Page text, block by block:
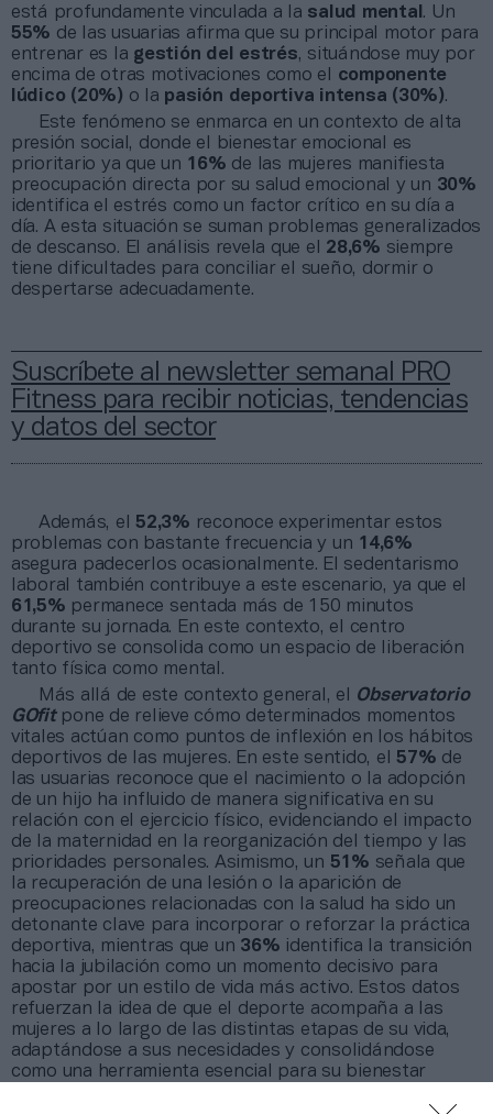
está profundamente vinculada a la salud mental . Un
55% de las usuarias afirma que su principal motor para
entrenar es la gestión del estrés, situándose muy por
encima de otras motivaciones como el componente
lúdico (20%) o la pasión deportiva intensa (30%).
Este fenómeno se enmarca en un contexto de alta
presión social, donde el bienestar emocional es
prioritario ya que un 16% de las mujeres manifiesta
preocupación directa por su salud emocional y un 30%
identifica el estrés como un factor crítico en su día a
día. A esta situación se suman problemas generalizados
de descanso. El análisis revela que el 28,6% siempre
tiene dificultades para conciliar el sueño, dormir o
despertarse adecuadamente.
Suscríbete al newsletter semanal PRO
Fitness para recibir noticias, tendencias
y datos del sector
Además, el 52,3% reconoce experimentar estos
problemas con bastante frecuencia y un 14,6%
asegura padecerlos ocasionalmente. El sedentarismo
laboral también contribuye a este escenario, ya que el
61,5% permanece sentada más de 150 minutos
durante su jornada. En este contexto, el centro
deportivo se consolida como un espacio de liberación
tanto física como mental.
Más allá de este contexto general, el
Observatorio
GOfitpone de relieve cómo determinados momentos
vitales actúan como puntos de inflexión en los hábitos
deportivos de las mujeres. En este sentido, el 57% de
las usuarias reconoce que el nacimiento o la adopción
de un hijo ha influido de manera significativa en su
relación con el ejercicio físico, evidenciando el impacto
de la maternidad en la reorganización del tiempo y las
prioridades personales. Asimismo, un 51% señala que
la recuperación de una lesión o la aparición de
preocupaciones relacionadas con la salud ha sido un
detonante clave para incorporar o reforzar la práctica
deportiva, mientras que un 36% identifica la transición
hacia la jubilación como un momento decisivo para
apostar por un estilo de vida más activo. Estos datos
refuerzan la idea de que el deporte acompaña a las
mujeres a lo largo de las distintas etapas de su vida,
adaptándose a sus necesidades y consolidándose
como una herramienta esencial para su bienestar